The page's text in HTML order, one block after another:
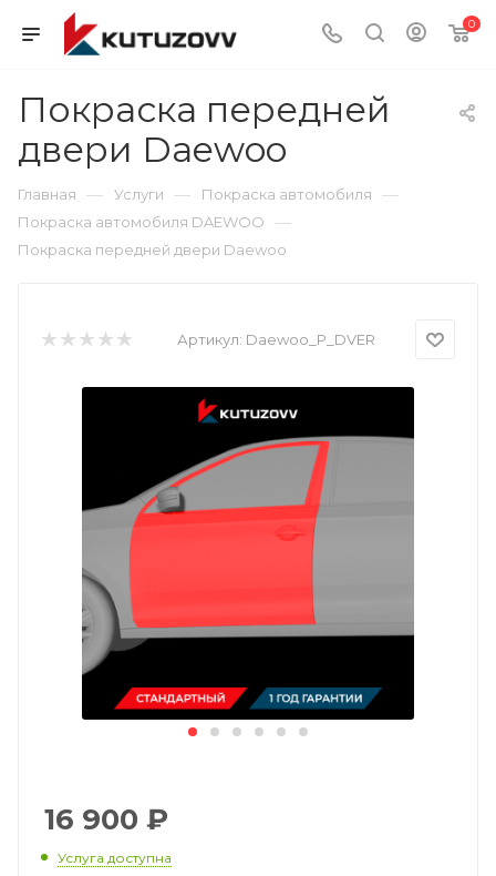
0
Покраска передней
двери Daewoo
Главная — Услуги — Покраска автомобиля —
Покраска автомобиля DAEWOO —
Покраска передней двери Daewoo
Артикул: Daewoo_P_DVER
16 900 ₽
Услуга доступна